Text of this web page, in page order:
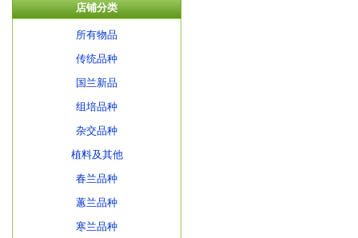
店铺分类
所有物品
传统品种
国兰新品
组培品种
杂交品种
植料及其他
春兰品种
蕙兰品种
寒兰品种